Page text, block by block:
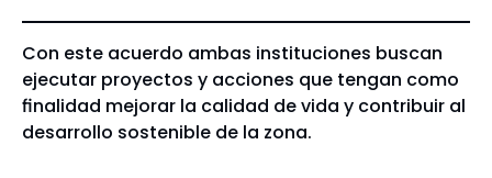
Con este acuerdo ambas instituciones buscan
ejecutar proyectos y acciones que tengan como
finalidad mejorar la calidad de vida y contribuir al
desarrollo sostenible de la zona.